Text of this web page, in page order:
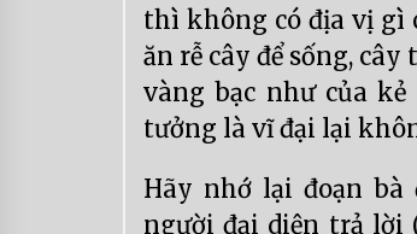
thì không có địa vị gì
ăn rễ cây để sống,
vàng bạc như của
tưởng là vĩ đại lại
Hãy nhớ lại đoạn
người đại diện trả lời